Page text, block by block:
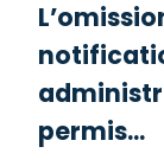
permis...